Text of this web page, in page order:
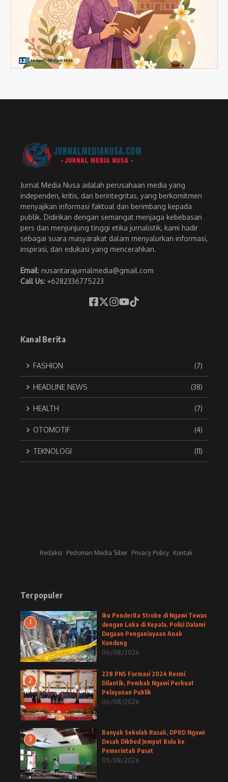
Jurnal Media Nusa adalah perusahaan media yang
independen, kritis, dan berintegritas, yang berkomitmen
menyajikan informasi faktual dan berimbang kepada
publik. Didirikan dengan semangat menjaga kebebasan
pers dan menjunjung tinggi etika jurnalistik, kami hadir
sebagai suara masyarakat dalam menyalurkan informasi,
inspirasi, dan edukasi yang mencerahkan.
Email: nusantarajurnalmedia@gmail.com
Call Us: +6282336775223
Kanal Berita
FASHION (7)
HEADLINE NEWS (38)
HEALTH (7)
OTOMOTIF (4)
TEKNOLOGI (11)
Redaksi Pedoman Media Siber Privacy Policy Kontak
Terpopuler
1
Ibu Penderita Stroke di Ngawi Tewas
dengan Luka di Kepala, Polisi Dalami
Dugaan Penganiayaan Anak
Kandung
06/08/2026
2
228 PNS Formasi 2024 Resmi
Dilantik, Pemkab Ngawi Perkuat
Pelayanan Publik
06/08/2026
3
Banyak Sekolah Rusak, DPRD Ngawi
Desak Dikbud Jemput Bola ke
Pemerintah Pusat
05/08/2026